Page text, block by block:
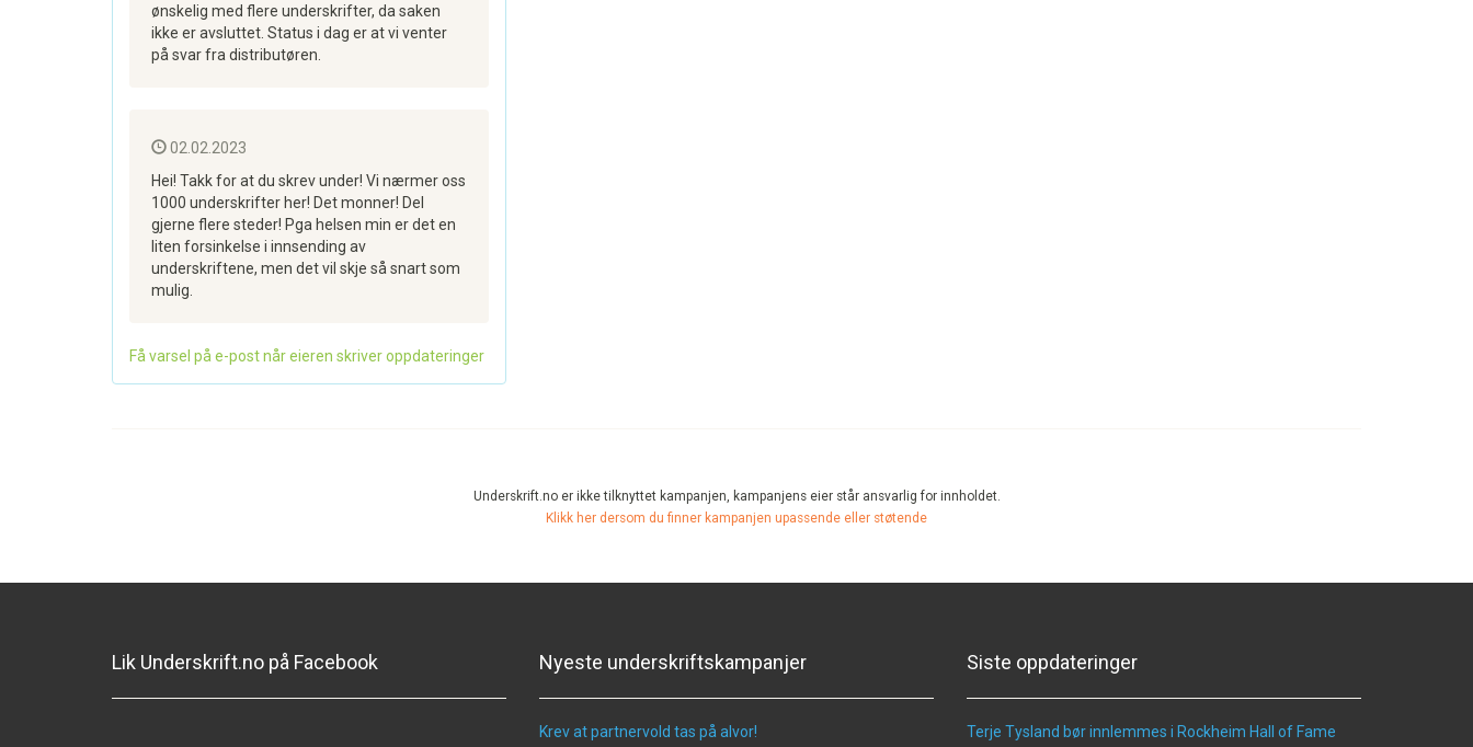
ønskelig med flere underskrifter, da saken
ikke er avsluttet. Status i dag er at vi venter
på svar fra distributøren.
02.02.2023
Hei! Takk for at du skrev under! Vi nærmer oss
1000 underskrifter her! Det monner! Del
gjerne flere steder! Pga helsen min er det en
liten forsinkelse i innsending av
underskriftene, men det vil skje så snart som
mulig.
Få varsel på e-post når eieren skriver oppdateringer
Underskrift.no er ikke tilknyttet kampanjen, kampanjens eier står ansvarlig for innholdet.
Klikk her dersom du finner kampanjen upassende eller støtende
Lik Underskrift.no på Facebook Nyeste underskriftskampanjer
Krev at partnervold tas på alvor!
Siste oppdateringer
Terje Tysland bør innlemmes i Rockheim Hall of Fame